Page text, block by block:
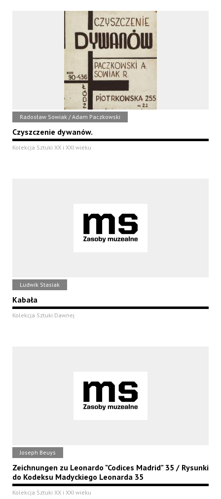
Radosław Sowiak / Adam Paczkowski
Czyszczenie dywanów.
Kolekcja Sztuki XX i XXI wieku
Ludwik Stasiak
Kabała
Kolekcja Sztuki Dawnej
Joseph Beuys
Zeichnungen zu Leonardo "Codices Madrid" 35 / Rysunki
do Kodeksu Madyckiego Leonarda 35
Kolekcja Sztuki XX i XXI wieku